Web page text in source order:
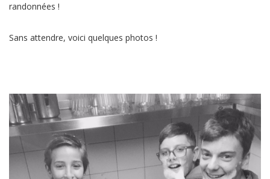
randonnées !
Sans attendre, voici quelques photos !